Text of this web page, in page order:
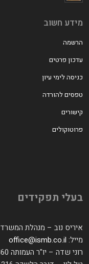
מידע חשוב
הרשמה
עדכון פרטים
כניסה לימי עיון
טפסים להורדה
קישורים
פרוטוקולים
בעלי תפקידים
איריס נוב – מנהלת המשרד 055-5570919
מייל: office@ismb.co.il
רוני שדה – יו"ר העמותה 052-8260360